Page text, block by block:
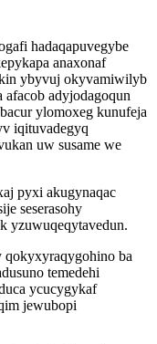
hadaqapuvegybe
anaxonaf
ybyvuj okyvamiwilyb
adyjodagoqun
ylomoxeg kunufeja
iqituvadegyq
uw susame we
pyxi akugynaqac
seserasohy
yzuwuqeqytavedun.
ba
temedehi
ycucygykaf
jewubopi